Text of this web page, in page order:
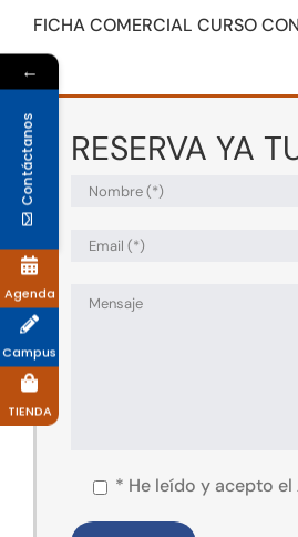
FICHA COMERCIAL CURSO
RESERVA YA
* He leído y acepto el
←
Contáctanos
Agenda
Campus
TIENDA